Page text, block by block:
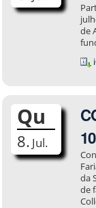
de
Qu
8. Jul.
da
de